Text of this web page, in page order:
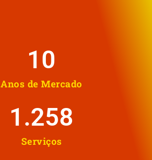
Anos de Mercado
10
Serviços
1.258